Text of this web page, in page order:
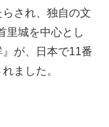
され、独自の文
里城を中心とし
が、日本で11番
ました。